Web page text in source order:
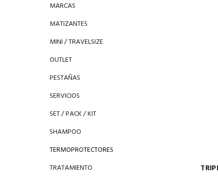
MARCAS
MATIZANTES
MINI / TRAVELSIZE
OUTLET
PESTAÑAS
SERVICIOS
SET / PACK / KIT
SHAMPOO
TERMOPROTECTORES
TRATAMIENTO